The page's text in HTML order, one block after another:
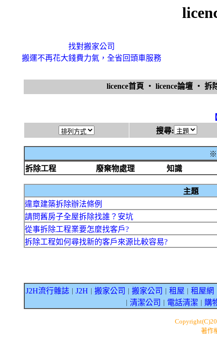
找對搬家公司
搬運不再花大錢費力氣，全省回頭車服務
licence首頁 ‧ licence論壇 ‧ 拆
搜尋:
※
拆除工程
廢棄物處理 知識
主題
違章建築拆除辦法條例
請問舊房子全屋拆除找誰？安坑
從事拆除工程業要怎麼找客戶?
拆除工程如何尋找新的客戶來源比較容易?
J2H流行雜誌 J2H 搬家公司 搬家公司 租屋 租屋網
清潔公司 電話清潔 購
著作